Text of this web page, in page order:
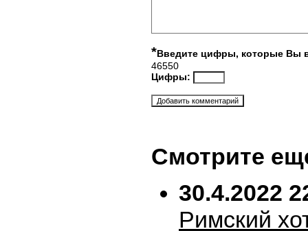
*Введите цифры, которые Вы
46550
Цифры:
Смотрите
30.4.2022
Римский